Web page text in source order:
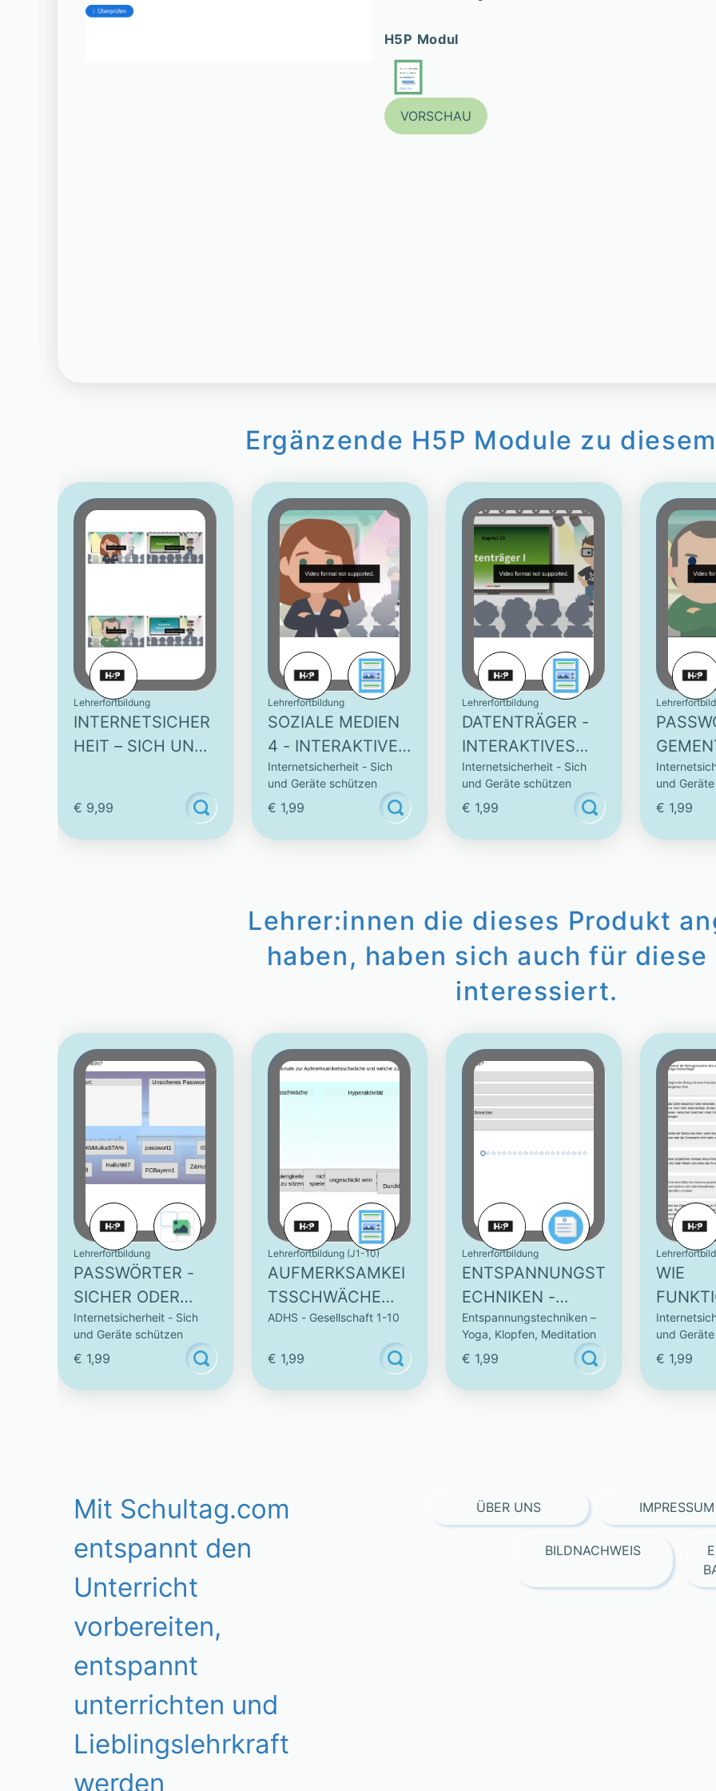
H5P Modul
VORSCHAU
Ergänzende H5P Module zu
Lehrerfortbildung
INTERNETSICHER
HEIT – SICH UND
€ 9,99
Lehrerfortbildung
SOZIALE MEDIEN
4 - INTERAKTIVES
VIDEO
Internetsicherheit - Sich
und Geräte schützen
€ 1,99
Lehrerfortbildung
DATENTRÄGER -
INTERAKTIVES
VIDEO
Internetsicherheit - Sich
und Geräte schützen
€ 1,99
VIDEO
und
€ 1,99
Lehrer:innen die dieses Produkt
haben, haben sich auch für diese
interessiert.
Lehrerfortbildung
PASSWÖRTER -
SICHER ODER
NICHT?
Internetsicherheit - Sich
und Geräte schützen
€ 1,99
Lehrerfortbildung (J1-10)
AUFMERKSAMKEI
TSSCHWÄCHE
UND
HYPERAKTIVITÄT
ADHS - Gesellschaft 1-10
€ 1,99
Lehrerfortbildung
ENTSPANNUNGST
ECHNIKEN -
TESTAUFGABEN
Entspannungstechniken –
Yoga, Klopfen, Meditation
€ 1,99
WIE
LOVE-
und
€ 1,99
Mit Schultag.com
entspannt den
Unterricht
vorbereiten,
entspannt
unterrichten und
Lieblingslehrkraft
werden
ÜBER UNS IMPRESSUM
BILDNACHWEIS